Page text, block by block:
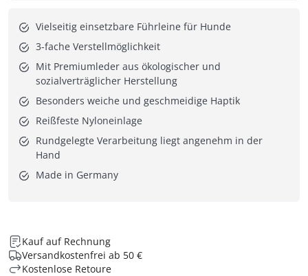
Vielseitig einsetzbare Führleine für Hunde
3-fache Verstellmöglichkeit
Mit Premiumleder aus ökologischer und
sozialverträglicher Herstellung
Besonders weiche und geschmeidige Haptik
Reißfeste Nyloneinlage
Rundgelegte Verarbeitung liegt angenehm in der
Hand
Made in Germany
Kauf auf Rechnung
Versandkostenfrei ab 50 €
Kostenlose Retoure